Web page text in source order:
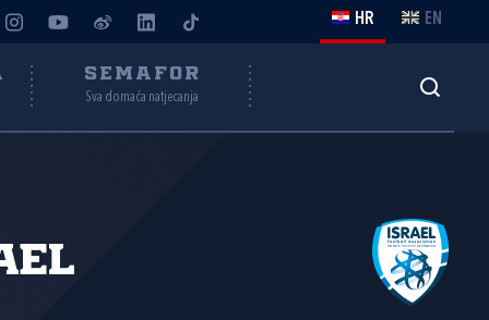
HR EN
SEMAFOR
Sva domaća natjecanja